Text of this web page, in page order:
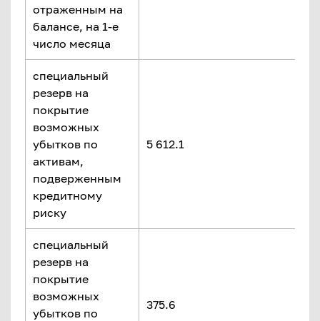
отраженным на
балансе, на 1-е
число месяца
специальный
резерв на
покрытие
возможных
убытков по
активам,
подверженным
кредитному
риску
5 612.1
специальный
резерв на
покрытие
возможных
убытков по
375.6